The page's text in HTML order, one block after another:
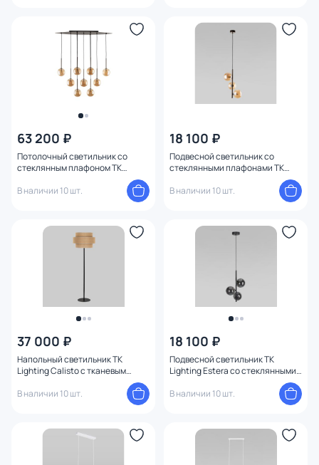
63 200 ₽
Потолочный светильник со
стеклянным плафоном TK
В наличии 10 шт.
18 100 ₽
Подвесной светильник со
стеклянными плафонами TK
В наличии 10 шт.
37 000 ₽
Напольный светильник TK
Lighting Calisto с тканевым
В наличии 10 шт.
18 100 ₽
Подвесной светильник TK
Lighting Estera со стеклянными
В наличии 10 шт.